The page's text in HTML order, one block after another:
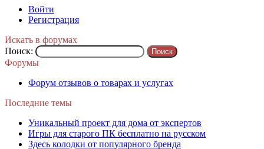
Войти
Регистрация
Искать в форумах
Поиск:
Форумы
Форум отзывов о товарах и услугах
Последние темы
Уникальный проект для дома от экспертов
Игры для старого ПК бесплатно на русском
Здесь колодки от популярного бренда